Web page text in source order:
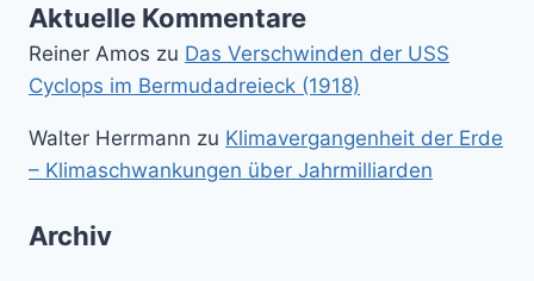
Aktuelle Kommentare
Reiner Amos zu Das Verschwinden der USS
Cyclops im Bermudadreieck (1918)
Walter Herrmann zu Klimavergangenheit der Erde
– Klimaschwankungen über Jahrmilliarden
Archiv